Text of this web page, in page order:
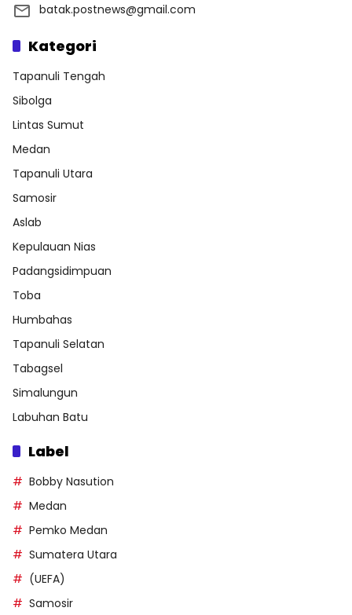
batak.postnews@gmail.com
Kategori
Tapanuli Tengah
Sibolga
Lintas Sumut
Medan
Tapanuli Utara
Samosir
Aslab
Kepulauan Nias
Padangsidimpuan
Toba
Humbahas
Tapanuli Selatan
Tabagsel
Simalungun
Labuhan Batu
Label
Bobby Nasution
Medan
Pemko Medan
Sumatera Utara
(UEFA)
Samosir